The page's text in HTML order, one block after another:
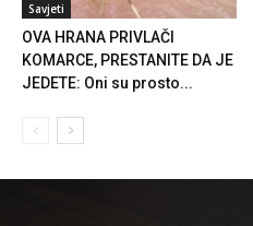
Savjeti
OVA HRANA PRIVLAČI
KOMARCE, PRESTANITE DA JE
JEDETE: Oni su prosto...